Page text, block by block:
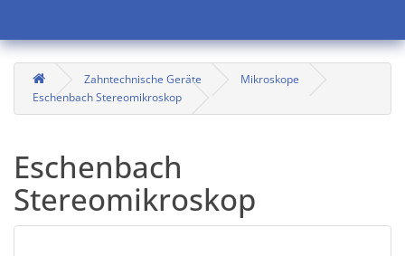
Zahntechnische Geräte
Mikroskope
Eschenbach Stereomikroskop
Eschenbach
Stereomikroskop